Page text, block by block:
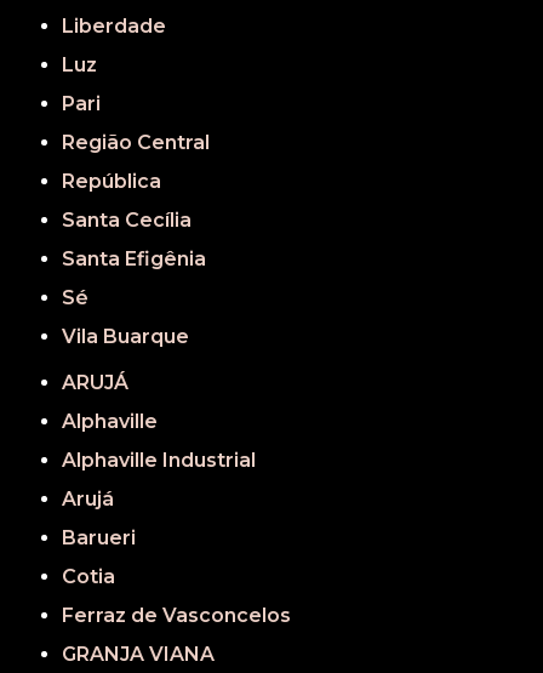
Liberdade
Luz
Pari
Região Central
República
Santa Cecília
Santa Efigênia
Sé
Vila Buarque
ARUJÁ
Alphaville
Alphaville Industrial
Arujá
Barueri
Cotia
Ferraz de Vasconcelos
GRANJA VIANA